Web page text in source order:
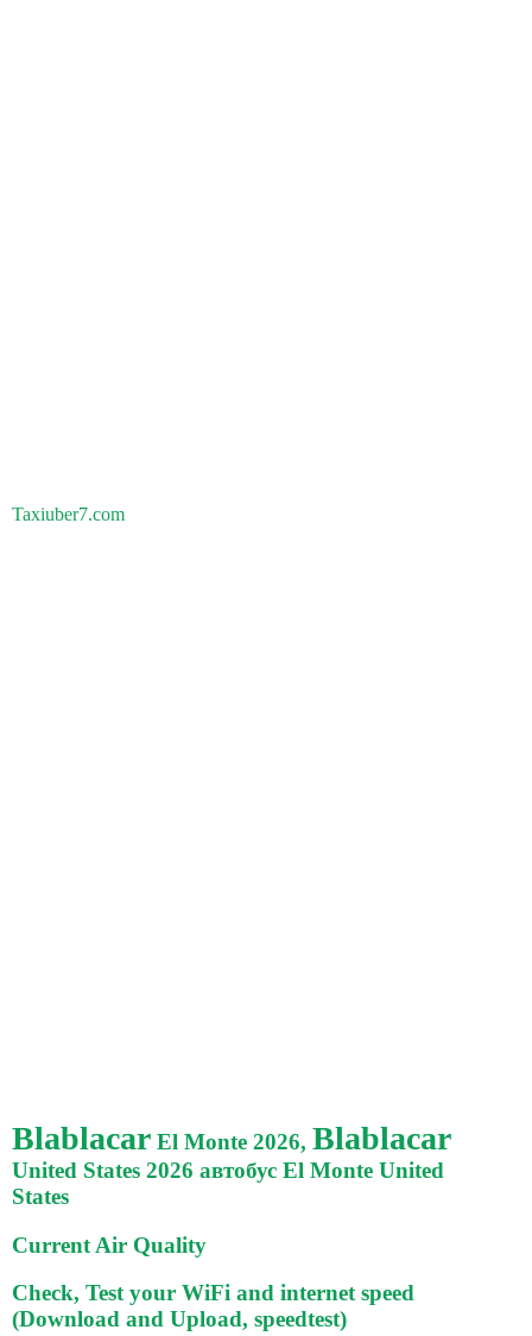
Taxiuber7.com
Blablacar El Monte 2026, Blablacar
United States 2026 автобус El Monte United
States
Current Air Quality
Check, Test your WiFi and internet speed
(Download and Upload, speedtest)